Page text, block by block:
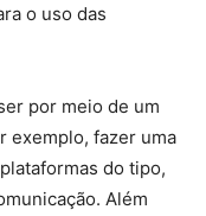
o uso das
por meio de um
exemplo, fazer uma
do tipo,
Além